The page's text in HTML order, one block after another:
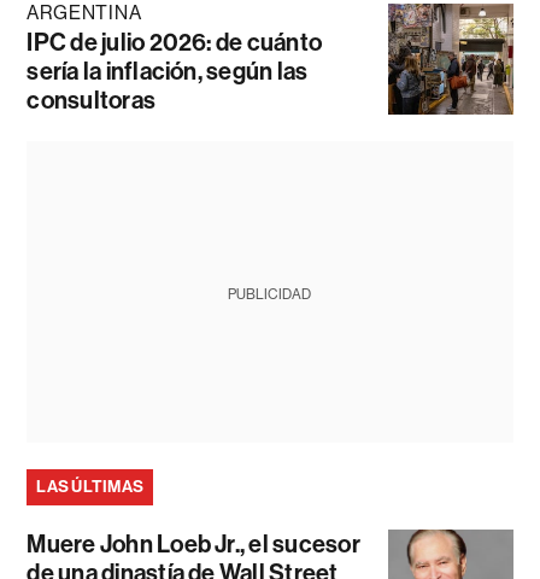
ARGENTINA
IPC de julio 2026: de cuánto
sería la inflación, según las
consultoras
PUBLICIDAD
LAS ÚLTIMAS
Muere John Loeb Jr., el sucesor
de una dinastía de Wall Street